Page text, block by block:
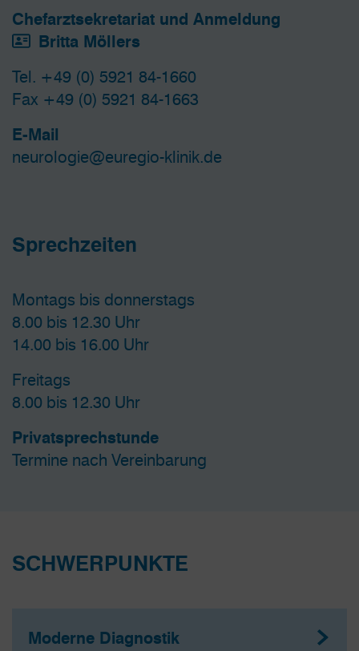
Chefarztsekretariat und Anmeldung
Britta Möllers
Tel. +49 (0) 5921 84-1660
Fax +49 (0) 5921 84-1663
E-Mail
neurologie@euregio-klinik.de
Sprechzeiten
Montags bis donnerstags
8.00 bis 12.30 Uhr
14.00 bis 16.00 Uhr
Freitags
8.00 bis 12.30 Uhr
Privatsprechstunde
Termine nach Vereinbarung
SCHWERPUNKTE
Moderne Diagnostik